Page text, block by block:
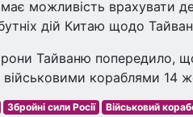
можливість врахувати
дій Китаю щодо
Тайваню попередило,
кораблями 14
Збройні сили Росії Військовий